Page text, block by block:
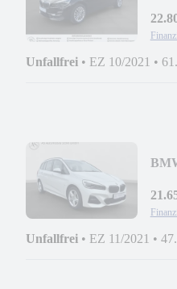
Unfallfrei • EZ 10/2021 •
Unfallfrei • EZ 11/2021 •